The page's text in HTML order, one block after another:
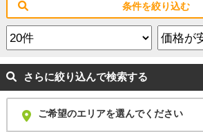
条件を絞り込む
さらに絞り込んで検索する
ご希望のエリアを選んでください